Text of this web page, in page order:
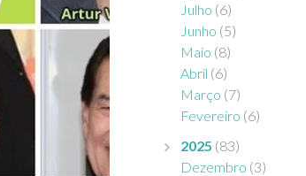
Julho (6)
Junho (5)
Maio (8)
Abril (6)
Março (7)
Fevereiro (6)
2025 (83)
Dezembro (3)